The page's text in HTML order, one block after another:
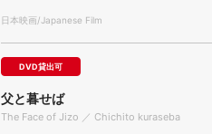
日本映画/Japanese Film
DVD貸出可
父と暮せば
The Face of Jizo ／ Chichito kuraseba